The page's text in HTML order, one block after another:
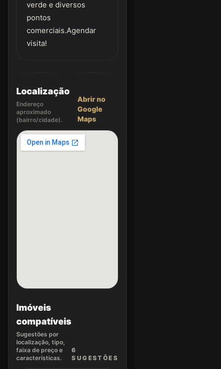
verde e diversos
pontos
comerciais.Agendar
visita!
Localização
Endereço
aproximado
(bairro/cidade).
Abrir no
Google
Maps
Imóveis
compatíveis
Sugestões por
localização, tipo,
faixa de preço e
características.
6
SUGEST ÕES